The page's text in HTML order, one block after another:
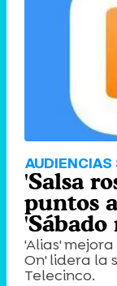
AUDIENCIAS
'Salsa
puntos
'Sábado
'Alias'
On' lidera la
Telecinco.